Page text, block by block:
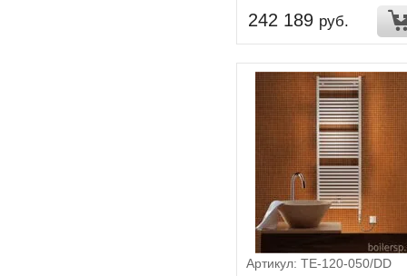
242 189 руб.
Артикул: TE-120-050/DD